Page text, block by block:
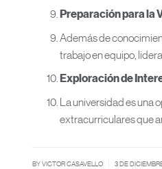
Preparación para la
Además de
trabajo en equipo,
Exploración de
La universidad es una
extracurriculares que
BYVICTOR CASAVELLO 3 DE